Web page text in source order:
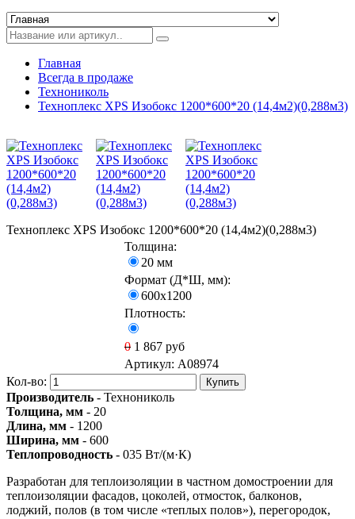
Главная
Всегда в продаже
Технониколь
Техноплекс XPS Изобокс 1200*600*20 (14,4м2)(0,288м3)
Техноплекс XPS Изобокс 1200*600*20 (14,4м2)(0,288м3)
Толщина:
20 мм
Формат (Д*Ш, мм):
600х1200
Плотность:
0 1 867 руб
Артикул: A08974
Кол-во:
Купить
Производитель - Технониколь
Толщина, мм - 20
Длина, мм - 1200
Ширина, мм - 600
Теплопроводность - 035 Вт/(м·К)
Разработан для теплоизоляции в частном домостроении для
теплоизоляции фасадов, цоколей, отмосток, балконов,
лоджий, полов (в том числе «теплых полов»), перегородок,